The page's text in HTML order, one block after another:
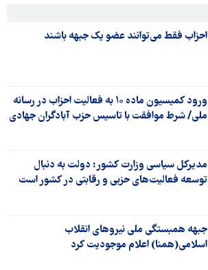
احزاب فقط می‌توانند عضو یک جبهه باشند
ورود کمیسیون ماده ۱۰ به فعالیت احزاب در رسانه
ملی/ شرط موافقت با تاسیس حزب آبادگران جهادی
مدیرکل سیاسی وزارت کشور: دولت به دنبال
توسعه فعالیت‌های حزبی و رقابتی در کشور است
جبهه همبستگی ملی نیروهای انقلاب
اسلامی(همنا) اعلام موجودیت کرد